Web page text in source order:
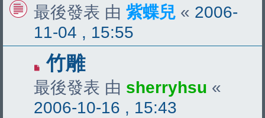
最後發表 由 紫蝶兒 « 2006-
11-04 , 15:55
竹雕
最後發表 由 sherryhsu «
2006-10-16 , 15:43